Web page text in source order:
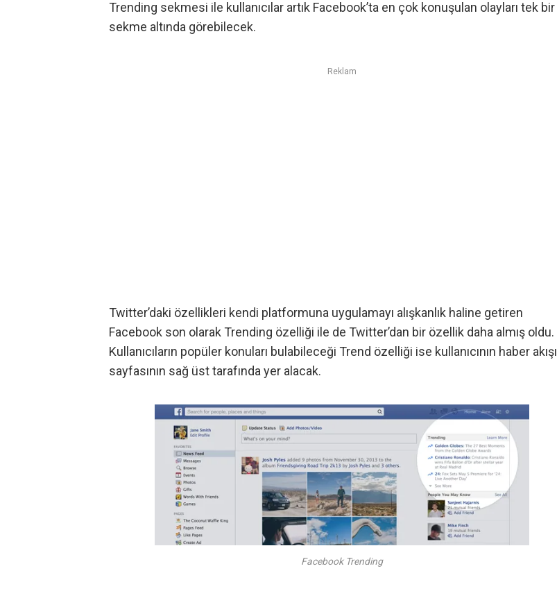
Trending sekmesi ile kullanıcılar artık Facebook’ta en çok konuşulan olayları tek bir
sekme altında görebilecek.
Reklam
Twitter’daki özellikleri kendi platformuna uygulamayı alışkanlık haline getiren
Facebook son olarak Trending özelliği ile de Twitter’dan bir özellik daha almış oldu.
Kullanıcıların popüler konuları bulabileceği Trend özelliği ise kullanıcının haber akışı
sayfasının sağ üst tarafında yer alacak.
Facebook Trending